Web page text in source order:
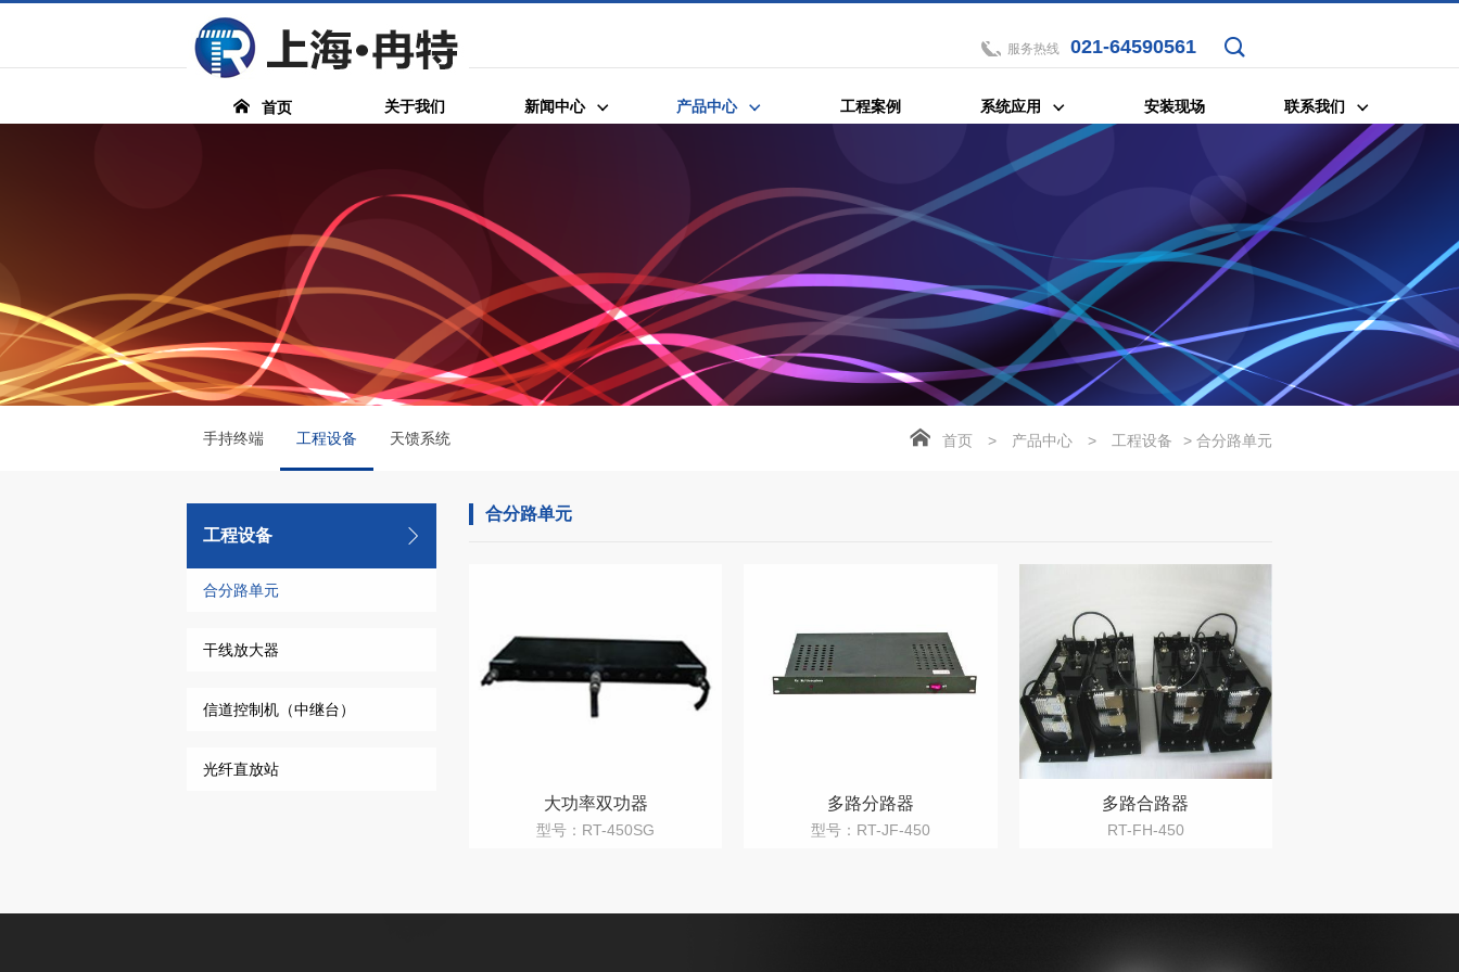
服务热线 021-64590561
首页 关于我们 新闻中心 产品中心 工程案例 系统应用 安装现场 联系我们
手持终端 工程设备
工程设备
合分路单元
干线放大器
信道控制机（中继台）
光纤直放站
天馈系统 首页 > 产品中心 > 工程设备 > 合分路单元
合分路单元
大功率双功器
型号：RT-450SG
多路分路器
型号：RT-JF-450
多路合路器
RT-FH-450